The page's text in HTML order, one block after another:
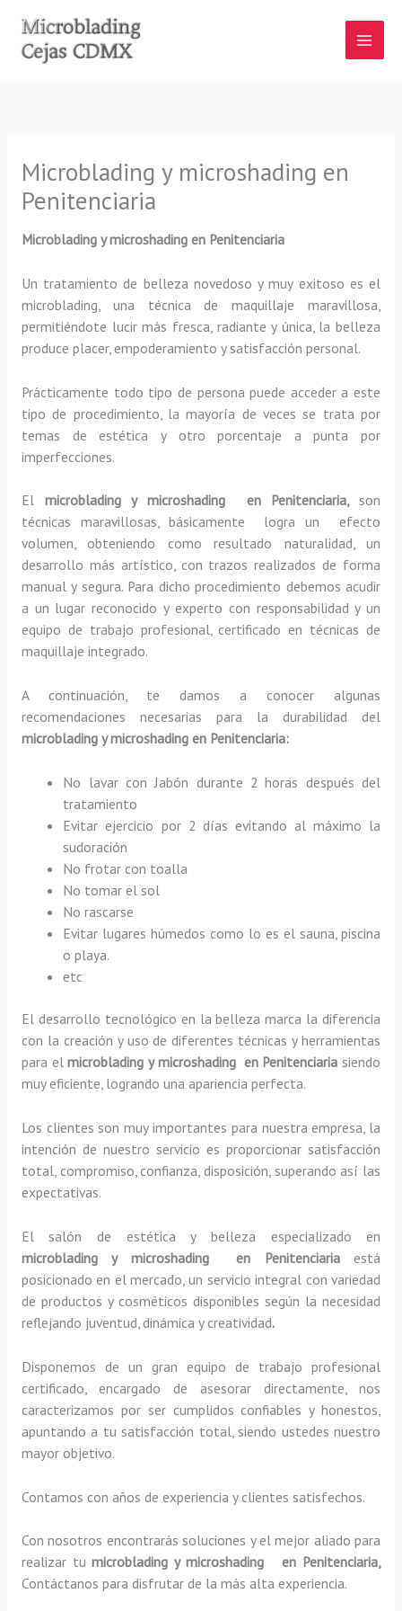
contenido
Microblading y microshading en
Penitenciaria
Microblading y microshading en Penitenciaria
Un tratamiento de belleza novedoso y muy exitoso es el
microblading, una técnica de maquillaje maravillosa,
permitiéndote lucir más fresca, radiante y única, la belleza
produce placer, empoderamiento y satisfacción personal.
Prácticamente todo tipo de persona puede acceder a este
tipo de procedimiento, la mayoría de veces se trata por
temas de estética y otro porcentaje a punta por
imperfecciones.
El microblading y microshading en Penitenciaria,son
técnicas maravillosas, básicamente
logra un efecto
volumen, obteniendo como resultado naturalidad, un
desarrollo más artístico, con trazos realizados de forma
manual y segura. Para dicho procedimiento debemos acudir
a un lugar reconocido y experto con responsabilidad y un
equipo de trabajo profesional, certificado en técnicas de
maquillaje integrado.
A continuación, te damos a conocer algunas
recomendaciones necesarias para la durabilidad del
microblading y microshading en Penitenciaria:
No lavar con Jabón durante 2 horas después del
tratamiento
Evitar ejercicio por 2 días evitando al máximo la
sudoración
No frotar con toalla
No tomar el sol
No rascarse
Evitar lugares húmedos como lo es el sauna, piscina
o playa.
etc
El desarrollo tecnológico en la belleza marca la diferencia
con la creación y uso de diferentes técnicas y herramientas
para elmicroblading y microshading en Penitenciaria siendo
muy eficiente, logrando una apariencia perfecta.
Los clientes son muy importantes para nuestra empresa, la
intención de nuestro servicio es proporcionar satisfacción
total, compromiso, confianza, disposición, superando así las
expectativas.
El salón de estética y belleza especializado en
microblading y microshading en Penitenciariaestá
posicionado en el mercado, un servicio integral con variedad
de productos y cosméticos disponibles según la necesidad
reflejando juventud, dinámica y creatividad.
Disponemos de un gran equipo de trabajo profesional
certificado, encargado de asesorar directamente, nos
caracterizamos por ser cumplidos confiables y honestos,
apuntando a tu satisfacción total, siendo ustedes nuestro
mayor objetivo.
Contamos con años de experiencia y clientes satisfechos.
Con nosotros encontrarás soluciones y el mejor aliado para
realizar tumicroblading y microshading en Penitenciaria,
Contáctanos para disfrutar de la más alta experiencia.